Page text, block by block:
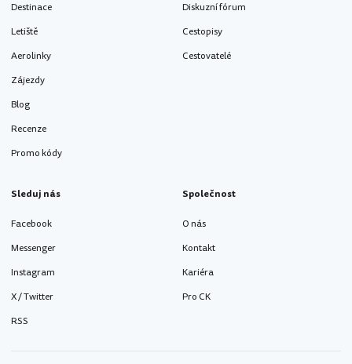
Destinace
Letiště
Aerolinky
Zájezdy
Blog
Recenze
Promo kódy
Diskuzní fórum
Cestopisy
Cestovatelé
Sleduj nás
Facebook
Messenger
Instagram
X / Twitter
RSS
Společnost
O nás
Kontakt
Kariéra
Pro CK